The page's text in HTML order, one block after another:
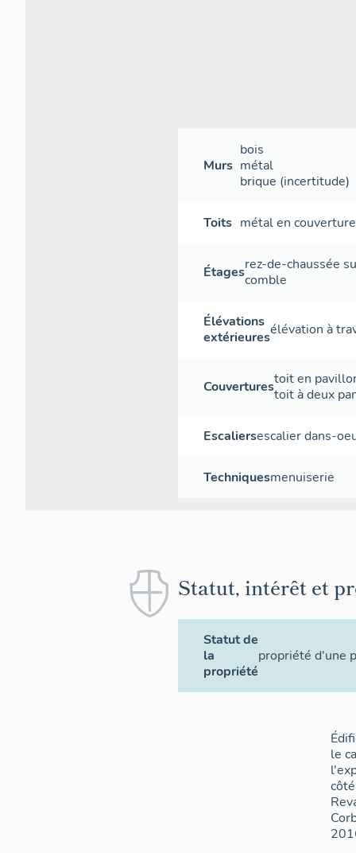
Murs
bois
métal
brique (incertitude)
Toits métal en couverture
Étagesrez-de-chaussée
comble
Élévations
extérieuresélévation à
Couverturestoit en
toit à deux
Escaliersescalier dans-
Techniquesmenuiserie
Statut, intérêt et
Statut de
la
propriété
propriété d'une
le